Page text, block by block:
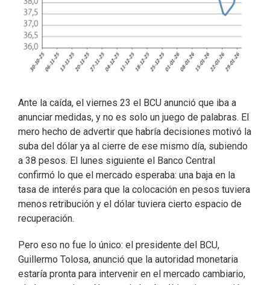
Ante la caída, el viernes 23 el BCU anunció que iba a
anunciar medidas, y no es solo un juego de palabras. El
mero hecho de advertir que habría decisiones motivó la
suba del dólar ya al cierre de ese mismo día, subiendo
a 38 pesos. El lunes siguiente el Banco Central
confirmó lo que el mercado esperaba: una baja en la
tasa de interés para que la colocación en pesos tuviera
menos retribución y el dólar tuviera cierto espacio de
recuperación.
Pero eso no fue lo único: el presidente del BCU,
Guillermo Tolosa, anunció que la autoridad monetaria
estaría pronta para intervenir en el mercado cambiario,